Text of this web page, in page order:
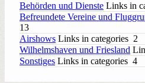
Behörden und Dienste Links in
Befreundete Vereine und
13
Airshows Links in categories 2
Wilhelmshaven und Friesland
Sonstiges Links in categories 4